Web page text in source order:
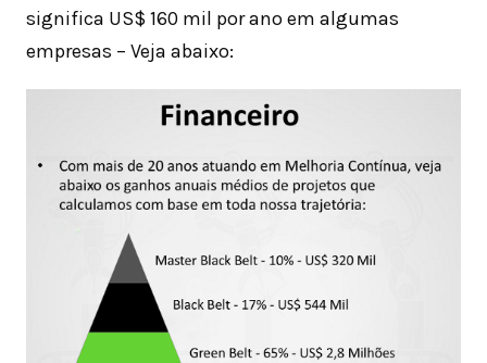
significa US$ 160 mil por ano em algumas
empresas – Veja abaixo: